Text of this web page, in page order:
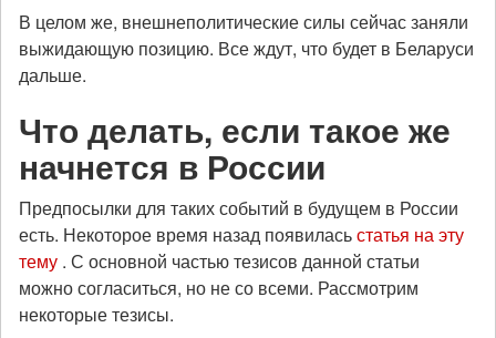
В целом же, внешнеполитические силы сейчас заняли
выжидающую позицию. Все ждут, что будет в Беларуси
дальше.
Что делать, если такое же
начнется в России
Предпосылки для таких событий в будущем в России
есть. Некоторое время назад появиласьстатья на эту
тему . С основной частью тезисов данной статьи
можно согласиться, но не со всеми. Рассмотрим
некоторые тезисы.